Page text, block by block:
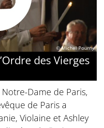
© Michel Pourny
des Vierges
Dame de Paris,
de Paris a
Violaine et Ashley